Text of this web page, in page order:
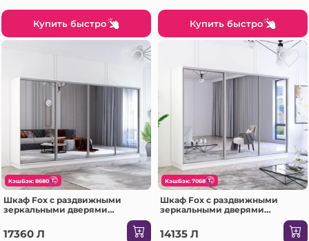
Купить быстро Купить быстро
КэшБэк: 8680
Шкаф Fox с раздвижными
зеркальными дверями
17360 Л
КэшБэк: 7068
Шкаф Fox с раздвижными
зеркальными дверями
14135 Л